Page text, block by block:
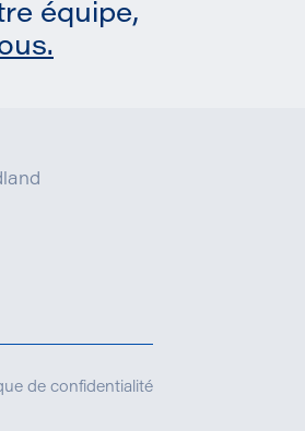
équipe,
de confidentialité